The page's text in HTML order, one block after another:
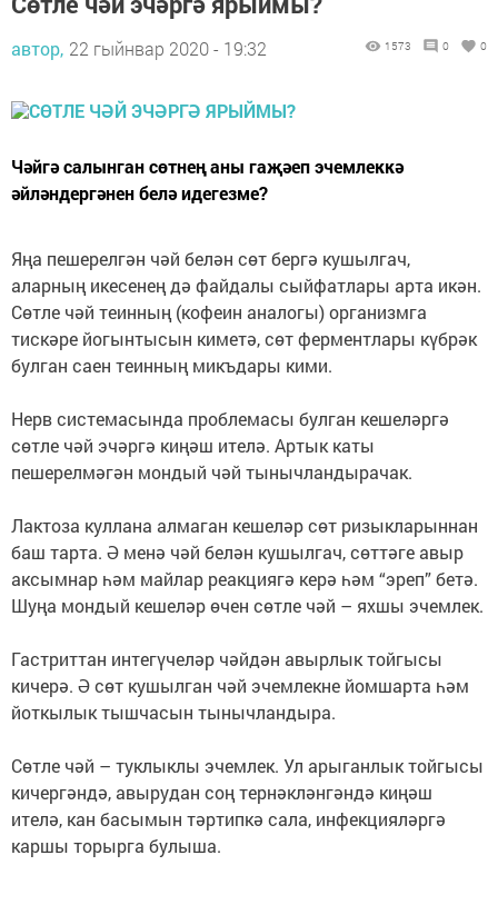
автор, 22 гыйнвар 2020 - 19:32 1573 0 0
Чәйгә салынган сөтнең аны гаҗәеп эчемлеккә
әйләндергәнен белә идегезме?
Яңа пешерелгән чәй белән сөт бергә кушылгач,
аларның икесенең дә файдалы сыйфатлары арта икән.
Сөтле чәй теинның (кофеин аналогы) организмга
тискәре йогынтысын киметә, сөт ферментлары күбрәк
булган саен теинның микъдары кими.
Нерв системасында проблемасы булган кешеләргә
сөтле чәй эчәргә киңәш ителә. Артык каты
пешерелмәгән мондый чәй тынычландырачак.
Лактоза куллана алмаган кешеләр сөт ризыкларыннан
баш тарта. Ә менә чәй белән кушылгач, сөттәге авыр
аксымнар һәм майлар реакциягә керә һәм “эреп” бетә.
Шуңа мондый кешеләр өчен сөтле чәй – яхшы эчемлек.
Гастриттан интегүчеләр чәйдән авырлык тойгысы
кичерә. Ә сөт кушылган чәй эчемлекне йомшарта һәм
йоткылык тышчасын тынычландыра.
Сөтле чәй – туклыклы эчемлек. Ул арыганлык тойгысы
кичергәндә, авырудан соң тернәкләнгәндә киңәш
ителә, кан басымын тәртипкә сала, инфекцияләргә
каршы торырга булыша.